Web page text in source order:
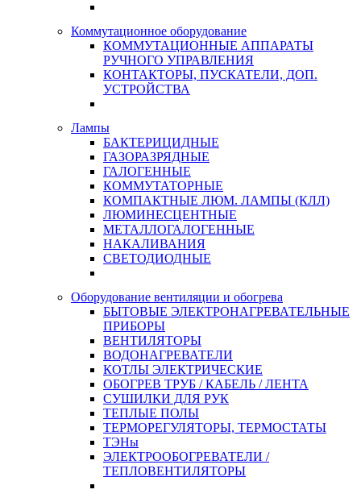
Коммутационное оборудование
КОММУТАЦИОННЫЕ АППАРАТЫ
РУЧНОГО УПРАВЛЕНИЯ
КОНТАКТОРЫ, ПУСКАТЕЛИ, ДОП.
УСТРОЙСТВА
Лампы
БАКТЕРИЦИДНЫЕ
ГАЗОРАЗРЯДНЫЕ
ГАЛОГЕННЫЕ
КОММУТАТОРНЫЕ
КОМПАКТНЫЕ ЛЮМ. ЛАМПЫ (КЛЛ)
ЛЮМИНЕСЦЕНТНЫЕ
МЕТАЛЛОГАЛОГЕННЫЕ
НАКАЛИВАНИЯ
СВЕТОДИОДНЫЕ
Оборудование вентиляции и обогрева
БЫТОВЫЕ ЭЛЕКТРОНАГРЕВАТЕЛЬНЫЕ
ПРИБОРЫ
ВЕНТИЛЯТОРЫ
ВОДОНАГРЕВАТЕЛИ
КОТЛЫ ЭЛЕКТРИЧЕСКИЕ
ОБОГРЕВ ТРУБ / КАБЕЛЬ / ЛЕНТА
СУШИЛКИ ДЛЯ РУК
ТЕПЛЫЕ ПОЛЫ
ТЕРМОРЕГУЛЯТОРЫ, ТЕРМОСТАТЫ
ТЭНы
ЭЛЕКТРООБОГРЕВАТЕЛИ /
ТЕПЛОВЕНТИЛЯТОРЫ